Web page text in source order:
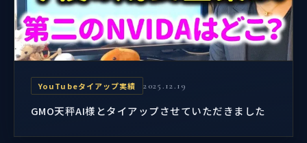
YouTubeタイアップ実績 2025.12.19
GMO天秤AI様とタイアップさせていただきました